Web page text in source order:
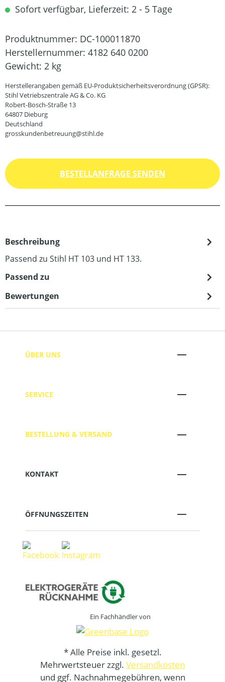
Sofort verfügbar, Lieferzeit: 2 - 5 Tage
Produktnummer: DC-100011870
Herstellernummer: 4182 640 0200
Gewicht: 2 kg
Herstellerangaben gemäß EU-Produktsicherheitsverordnung (GPSR):
Stihl Vetriebszentrale AG & Co. KG
Robert-Bosch-Straße 13
64807 Dieburg
Deutschland
grosskundenbetreuung@stihl.de
BESTELLANFRAGE SENDEN
Beschreibung
Passend zu Stihl HT 103 und HT 133.
Passend zu
Bewertungen
ÜBER UNS
SERVICE
BESTELLUNG & VERSAND
KONTAKT
ÖFFNUNGSZEITEN
Ein Fachhändler von
* Alle Preise inkl. gesetzl.
Mehrwertsteuer zzgl. Versandkosten
und ggf. Nachnahmegebühren, wenn